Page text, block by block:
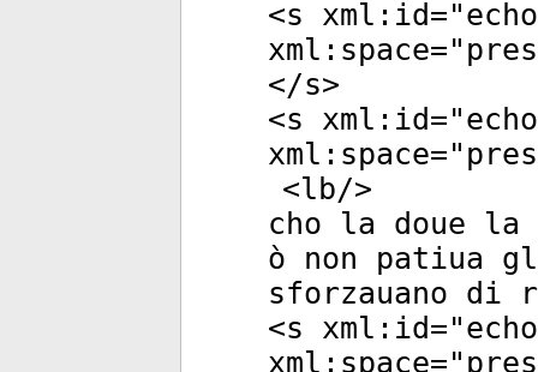
<s xml:id="
xml:space="
</s>
<s xml:id="
xml:space="
<lb/>
cho la doue la
ò non patiua
sforzauano di
<s xml:id="
xml:space="